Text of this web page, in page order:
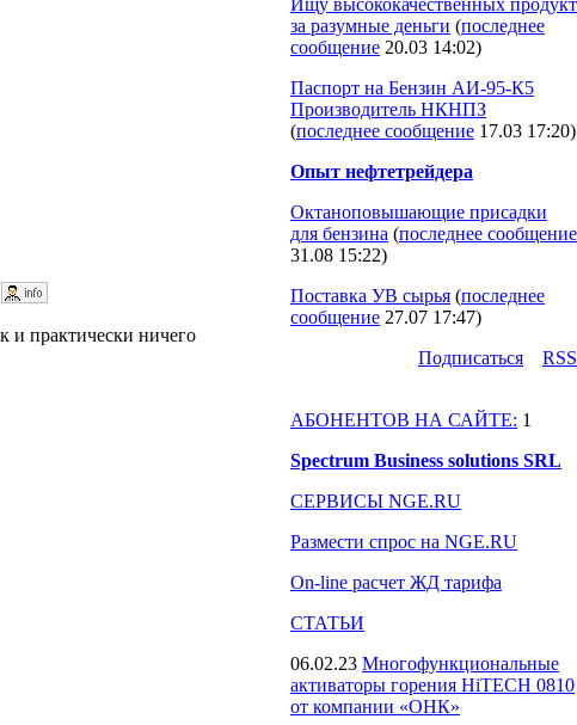
и практически ничего
Ищу высококачественных продукт
за разумные деньги (последнее
сообщение 20.03 14:02)
Паспорт на Бензин АИ-95-К5
Производитель НКНПЗ
(последнее сообщение 17.03 17:20)
Опыт нефтетрейдера
Октаноповышающие присадки
для бензина (последнее сообщение
31.08 15:22)
Поставка УВ сырья (последнее
сообщение 27.07 17:47)
Подпиcаться
RSS
АБОНЕНТОВ НА САЙТЕ: 1
Spectrum Business solutions SRL
СЕРВИСЫ NGE.RU
Размести спрос на NGE.RU
On-line расчет ЖД тарифа
СТАТЬИ
06.02.23 Многофункциональные
активаторы горения HiTECH 0810
от компании «ОНК»